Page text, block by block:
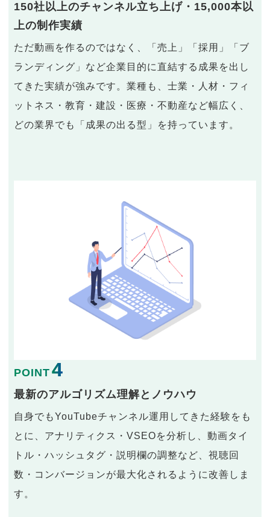
150社以上のチャンネル立ち上げ・15,000本以
上の制作実績
ただ動画を作るのではなく、「売上」「採用」「ブ
ランディング」など企業目的に直結する成果を出し
てきた実績が強みです。業種も、士業・人材・フィ
ットネス・教育・建設・医療・不動産など幅広く、
どの業界でも「成果の出る型」を持っています。
POINT 4
最新のアルゴリズム理解とノウハウ
自身でもYouTubeチャンネル運用してきた経験をも
とに、アナリティクス・VSEOを分析し、動画タイ
トル・ハッシュタグ・説明欄の調整など、視聴回
数・コンバージョンが最大化されるように改善しま
す。